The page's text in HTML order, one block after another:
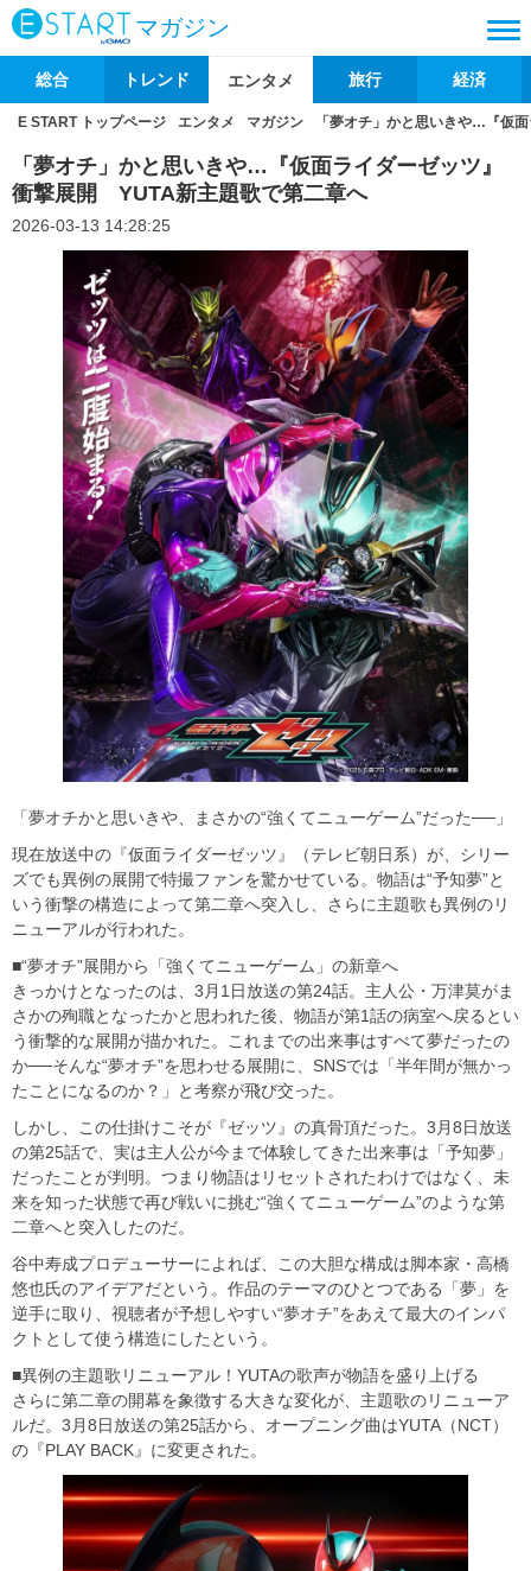
マガジン
総合 トレンド エンタメ 旅行 経済
E START トップページ エンタメ マガジン 「夢オチ」かと思いきや…『仮
「夢オチ」かと思いきや…『仮面ライダーゼッツ』
衝撃展開 YUTA新主題歌で第二章へ
2026-03-13 14:28:25
「夢オチかと思いきや、まさかの“強くてニューゲーム”だった──」
現在放送中の『仮面ライダーゼッツ』（テレビ朝日系）が、シリー
ズでも異例の展開で特撮ファンを驚かせている。物語は“予知夢”と
いう衝撃の構造によって第二章へ突入し、さらに主題歌も異例のリ
ニューアルが行われた。
■“夢オチ”展開から「強くてニューゲーム」の新章へ
きっかけとなったのは、3月1日放送の第24話。主人公・万津莫がま
さかの殉職となったかと思われた後、物語が第1話の病室へ戻るとい
う衝撃的な展開が描かれた。これまでの出来事はすべて夢だったの
か──そんな“夢オチ”を思わせる展開に、SNSでは「半年間が無かっ
たことになるのか？」と考察が飛び交った。
しかし、この仕掛けこそが『ゼッツ』の真骨頂だった。3月8日放送
の第25話で、実は主人公が今まで体験してきた出来事は「予知夢」
だったことが判明。つまり物語はリセットされたわけではなく、未
来を知った状態で再び戦いに挑む“強くてニューゲーム”のような第
二章へと突入したのだ。
谷中寿成プロデューサーによれば、この大胆な構成は脚本家・高橋
悠也氏のアイデアだという。作品のテーマのひとつである「夢」を
逆手に取り、視聴者が予想しやすい“夢オチ”をあえて最大のインパ
クトとして使う構造にしたという。
■異例の主題歌リニューアル！YUTAの歌声が物語を盛り上げる
さらに第二章の開幕を象徴する大きな変化が、主題歌のリニューア
ルだ。3月8日放送の第25話から、オープニング曲はYUTA（NCT）
の『PLAY BACK』に変更された。